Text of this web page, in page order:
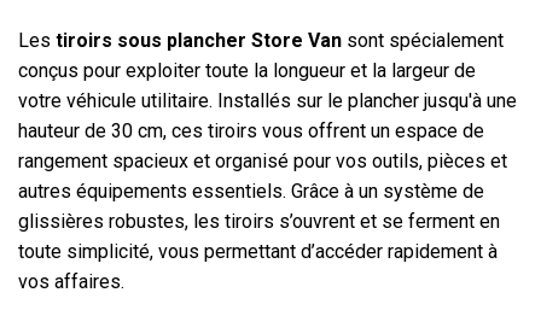
Les tiroirs sous plancher Store Van sont spécialement
conçus pour exploiter toute la longueur et la largeur de
votre véhicule utilitaire. Installés sur le plancher jusqu'à une
hauteur de 30 cm, ces tiroirs vous offrent un espace de
rangement spacieux et organisé pour vos outils, pièces et
autres équipements essentiels. Grâce à un système de
glissières robustes, les tiroirs s’ouvrent et se ferment en
toute simplicité, vous permettant d’accéder rapidement à
vos affaires.